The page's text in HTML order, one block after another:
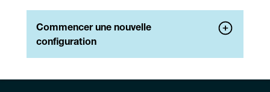
Commencer une nouvelle
configuration